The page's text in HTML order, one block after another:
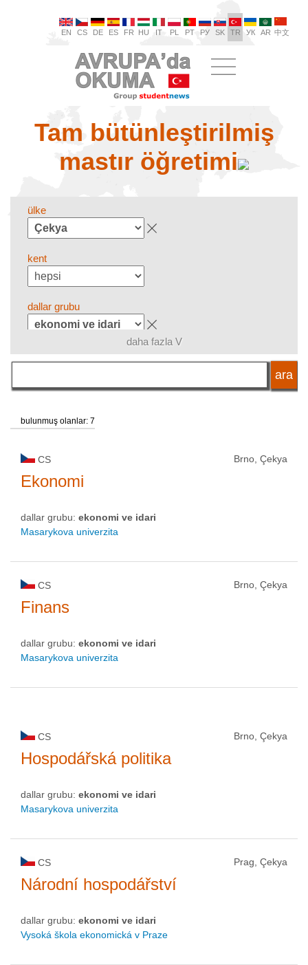
EN CS DE ES FR HU IT PL PT РУ SK TR УК AR 中文
Tam bütünleştirilmiş
mastır öğretimi
ülke
kent
dallar grubu
dil
daha fazla V
bulunmuş olanlar: 7
CS Brno, Çekya
Ekonomi
dallar grubu: ekonomi ve idari
Masarykova univerzita
CS Brno, Çekya
Finans
dallar grubu: ekonomi ve idari
Masarykova univerzita
CS Brno, Çekya
Hospodářská politika
dallar grubu: ekonomi ve idari
Masarykova univerzita
CS Prag, Çekya
Národní hospodářství
dallar grubu: ekonomi ve idari
Vysoká škola ekonomická v Praze